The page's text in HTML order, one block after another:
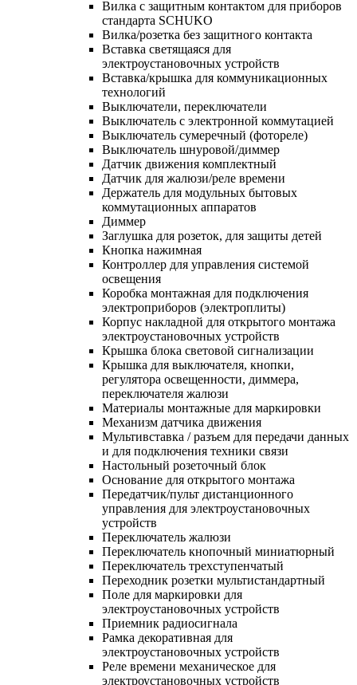
Вилка с защитным контактом для приборов
стандарта SCHUKO
Вилка/розетка без защитного контакта
Вставка светящаяся для
электроустановочных устройств
Вставка/крышка для коммуникационных
технологий
Выключатели, переключатели
Выключатель с электронной коммутацией
Выключатель сумеречный (фотореле)
Выключатель шнуровой/диммер
Датчик движения комплектный
Датчик для жалюзи/реле времени
Держатель для модульных бытовых
коммутационных аппаратов
Диммер
Заглушка для розеток, для защиты детей
Кнопка нажимная
Контроллер для управления системой
освещения
Коробка монтажная для подключения
электроприборов (электроплиты)
Корпус накладной для открытого монтажа
электроустановочных устройств
Крышка блока световой сигнализации
Крышка для выключателя, кнопки,
регулятора освещенности, диммера,
переключателя жалюзи
Материалы монтажные для маркировки
Механизм датчика движения
Мультивставка / разъем для передачи данных
и для подключения техники связи
Настольный розеточный блок
Основание для открытого монтажа
Передатчик/пульт дистанционного
управления для электроустановочных
устройств
Переключатель жалюзи
Переключатель кнопочный миниатюрный
Переключатель трехступенчатый
Переходник розетки мультистандартный
Поле для маркировки для
электроустановочных устройств
Приемник радиосигнала
Рамка декоративная для
электроустановочных устройств
Реле времени механическое для
электроустановочных устройств